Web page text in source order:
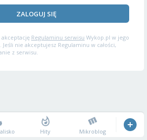
ZALOGUJ SIĘ
akceptację Regulaminu serwisu Wykop.pl w jego
nie akceptujesz Regulaminu w całości,
z serwisu.
Hity Mikroblog